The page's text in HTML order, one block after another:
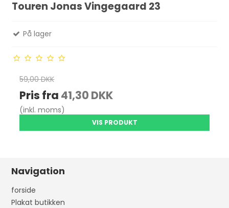
Touren Jonas Vingegaard 23
På lager
59,00 DKK
Pris fra 41,30 DKK
(inkl. moms)
VIS PRODUKT
Navigation
forside
Plakat butikken